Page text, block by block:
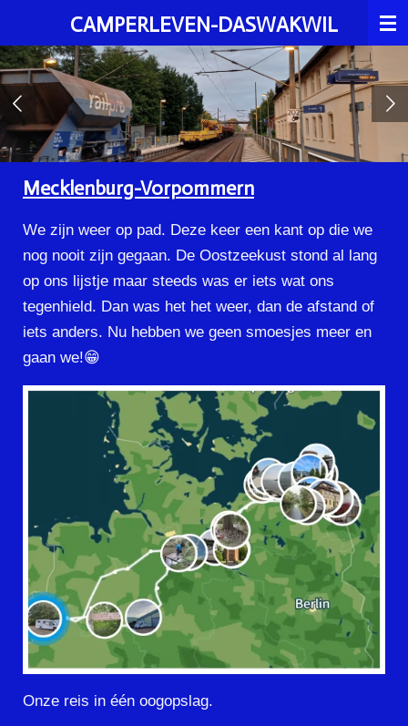
direct
naar
de
hoofdinhoud
CAMPERLEVEN-DASWAKWIL
Mecklenburg-Vorpommern
We zijn weer op pad. Deze keer een kant op die we
nog nooit zijn gegaan. De Oostzeekust stond al lang
op ons lijstje maar steeds was er iets wat ons
tegenhield. Dan was het het weer, dan de afstand of
iets anders. Nu hebben we geen smoesjes meer en
gaan we!😁
Onze reis in één oogopslag.